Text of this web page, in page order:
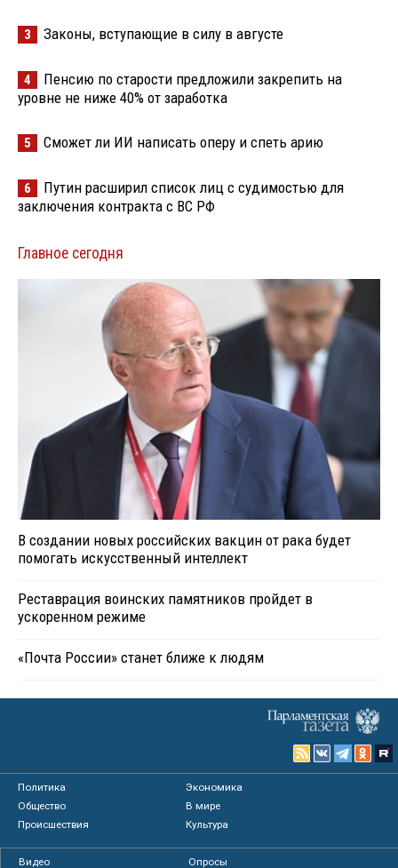
3 Законы, вступающие в силу в августе
4
Пенсию по старости предложили закрепить на
уровне не ниже 40% от заработка
5 Сможет ли ИИ написать оперу и спеть арию
6
Путин расширил список лиц с судимостью для
заключения контракта с ВС РФ
Главное сегодня
В создании новых российских вакцин от рака будет
помогать искусственный интеллект
Реставрация воинских памятников пройдет в
ускоренном режиме
«Почта России» станет ближе к людям
Политика
Экономика
Общество
В мире
Происшествия
Культура
Видео
Опросы